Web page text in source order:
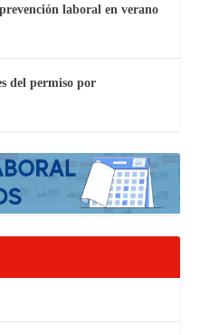
laboral en verano
del permiso por